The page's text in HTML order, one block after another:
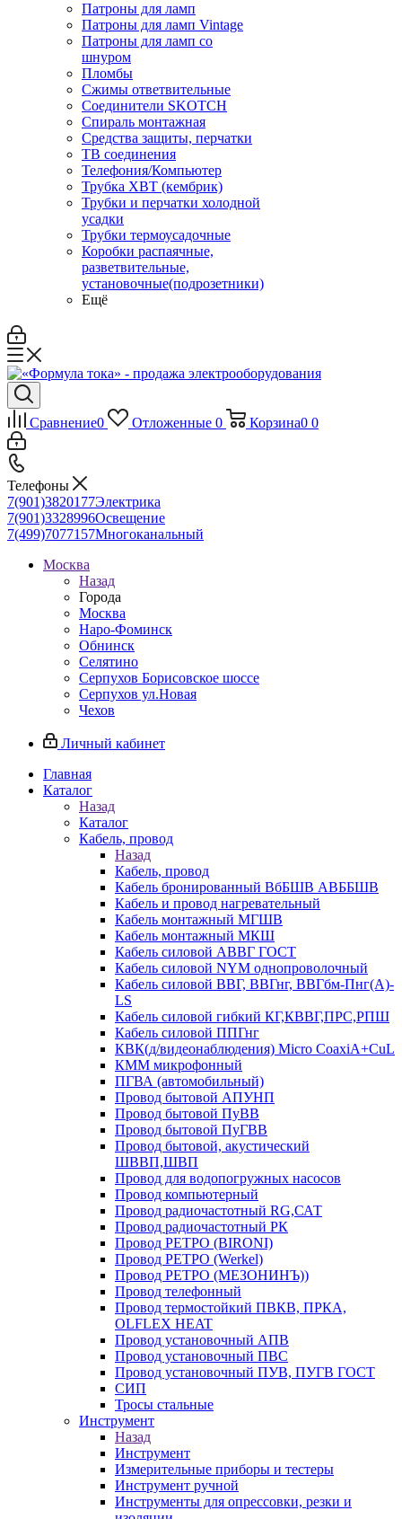
Патроны для ламп
Патроны для ламп Vintage
Патроны для ламп со
шнуром
Пломбы
Сжимы ответвительные
Соединители SKOTCH
Спираль монтажная
Средства защиты, перчатки
ТВ соединения
Телефония/Компьютер
Трубка ХВТ (кембрик)
Трубки и перчатки холодной
усадки
Трубки термоусадочные
Коробки распаячные,
разветвительные,
установочные(подрозетники)
Ещё
Сравнение0 Отложенные 0 Корзина0 0
Телефоны
7(901)3820177Электрика
7(901)3328996Освещение
7(499)7077157Многоканальный
Москва
Назад
Города
Москва
Наро-Фоминск
Обнинск
Селятино
Серпухов Борисовское шоссе
Серпухов ул.Новая
Чехов
Личный кабинет
Главная
Каталог
Назад
Каталог
Кабель, провод
Назад
Кабель, провод
Кабель бронированный ВбБШВ АВББШВ
Кабель и провод нагревательный
Кабель монтажный МГШВ
Кабель монтажный МКШ
Кабель силовой АВВГ ГОСТ
Кабель силовой NYM однопроволочный
Кабель силовой ВВГ, ВВГнг, ВВГбм-Пнг(А)-
LS
Кабель силовой гибкий КГ,КВВГ,ПРС,РПШ
Кабель силовой ППГнг
КВК(д/видеонаблюдения) Micro CoaxiA+CuL
КММ микрофонный
ПГВА (автомобильный)
Провод бытовой АПУНП
Провод бытовой ПуВВ
Провод бытовой ПуГВВ
Провод бытовой, акустический
ШВВП,ШВП
Провод для водопогружных насосов
Провод компьютерный
Провод радиочастотный RG,САТ
Провод радиочастотный РК
Провод РЕТРО (BIRONI)
Провод РЕТРО (Werkel)
Провод РЕТРО (МЕЗОНИНЪ))
Провод телефонный
Провод термостойкий ПВКВ, ПРКА,
OLFLEX HEAT
Провод установочный АПВ
Провод установочный ПВС
Провод установочный ПУВ, ПУГВ ГОСТ
СИП
Тросы стальные
Инструмент
Назад
Инструмент
Измерительные приборы и тестеры
Инструмент ручной
Инструменты для опрессовки, резки и